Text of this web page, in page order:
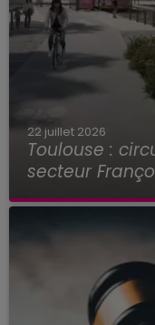
22 juillet 2026
Toulouse :
secteur